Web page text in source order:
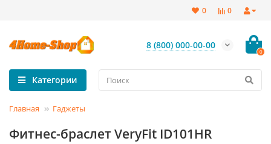
0
0
8 (800) 000-00-00
0
Категории
Главная Гаджеты
Фитнес-браслет VeryFit ID101HR